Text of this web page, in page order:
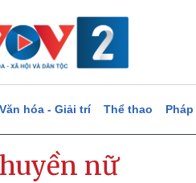
Văn hóa - Giải trí Thể thao
nữ